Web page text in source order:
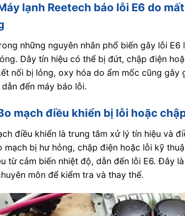
lạnh Reetech báo lỗi E6 do
những nguyên nhân phổ biến gây lỗi
Dây tín hiệu có thể bị đứt, chập điện
nối bị lỏng, oxy hóa do ẩm mốc cũng gây
dẫn đến máy báo lỗi.
mạch điều khiển bị lỗi hoặc
điều khiển là trung tâm xử lý tín hiệu và
mạch bị hư hỏng, chập điện hoặc lỗi kỹ
từ cảm biến nhiệt độ, dẫn đến lỗi E6. Đây
môn để kiểm tra và thay thế.